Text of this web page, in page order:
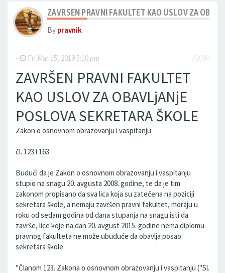
ZAVRSEN PRAVNI FAKULTET KAO USLOV ZA
By pravnik
- Fri Mar 15, 2019 5:10 pm #3090
ZAVRŠEN PRAVNI FAKULTET
KAO USLOV ZA OBAVLjANjE
POSLOVA SEKRETARA ŠKOLE
Zakon o osnovnom obrazovanju i vaspitanju
čl. 123 i 163
Budući da je Zakon o osnovnom obrazovanju i vaspitanju
stupio na snagu 20. avgusta 2008. godine, te da je tim
zakonom propisano da sva lica koja su zatečena na poziciji
sekretara škole, a nemaju završen pravni fakultet, moraju u
roku od sedam godina od dana stupanja na snagu isti da
završe, lice koje na dan 20. avgust 2015. godine nema diplomu
pravnog fakulteta ne može ubuduće da obavlja posao
sekretara škole.
"Članom 123. Zakona o osnovnom obrazovanju i vaspitanju ("Sl.